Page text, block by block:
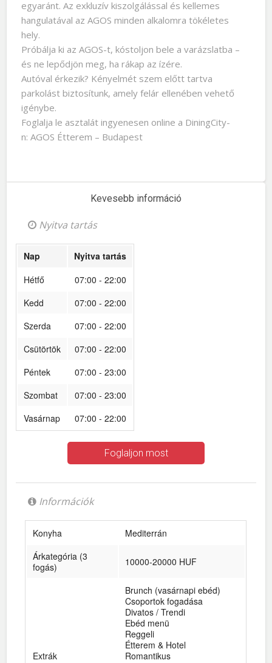
egyaránt. Az exkluzív kiszolgálással és kellemes
hangulatával az AGOS minden alkalomra tökéletes
hely.
Próbálja ki az AGOS-t, kóstoljon bele a varázslatba –
és ne lepődjön meg, ha rákap az ízére.
Autóval érkezik? Kényelmét szem előtt tartva
parkolást biztosítunk, amely felár ellenében vehető
igénybe.
Foglalja le asztalát ingyenesen online a DiningCity-
n: AGOS Étterem – Budapest
Kevesebb információ
Nyitva tartás
Nap
Nyitva tartás
Hétfő
07:00 - 22:00
Kedd
07:00 - 22:00
Szerda
07:00 - 22:00
Csütörtök
07:00 - 22:00
Péntek
07:00 - 23:00
Szombat
07:00 - 23:00
Vasárnap
07:00 - 22:00
Foglaljon most
Információk
Konyha
Mediterrán
Árkategória (3
fogás)
10000-20000 HUF
Extrák
Brunch (vasárnapi ebéd)
Csoportok fogadása
Divatos / Trendi
Ebéd menü
Reggeli
Étterem & Hotel
Romantikus